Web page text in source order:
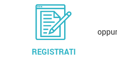
REGISTRATI